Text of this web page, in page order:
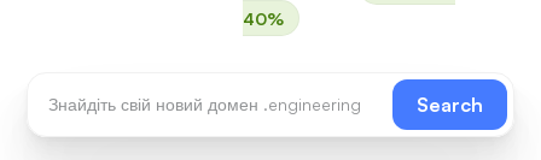
40%
Search